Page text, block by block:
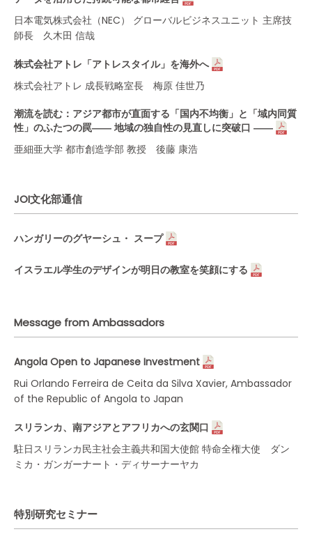
日本電気株式会社（NEC） グローバルビジネスユニット 主席技
師長 久木田 信哉
株式会社アトレ「アトレスタイル」を海外へ
株式会社アトレ 成長戦略室長 梅原 佳世乃
潮流を読む：アジア都市が直面する「国内不均衡」と「域内同質
性」のふたつの罠―― 地域の独自性の見直しに突破口 ――
亜細亜大学 都市創造学部 教授 後藤 康浩
JOI文化部通信
ハンガリーのグヤーシュ・ スープ
イスラエル学生のデザインが明日の教室を笑顔にする
Message from Ambassadors
Angola Open to Japanese Investment
Rui Orlando Ferreira de Ceita da Silva Xavier, Ambassador
of the Republic of Angola to Japan
スリランカ、南アジアとアフリカへの玄関口
駐日スリランカ民主社会主義共和国大使館 特命全権大使 ダン
ミカ・ガンガーナート・ディサーナーヤカ
特別研究セミナー